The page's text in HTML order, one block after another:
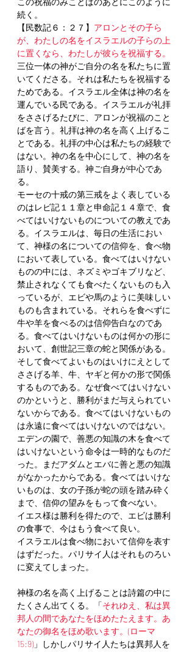
続く。
【民数記６：２７】 アロンとその子ら
が、わたしの名をイスラエルの子らの上
に置くなら、わたしが彼らを祝福する。
三位一体の神がご自分の名を私たちに置
いてくださる。それは私たちを祝福する
ためである。イスラエル全体は神の名を
運んでいる民である。イスラエルが礼拝
をささげるたびに、アロンが祝福のこと
ばを言う。礼拝は神の名を高く上げるこ
とである。礼拝の中心は私たちの経験で
はない。神の名を中心にして、神の名を
語り、賛美する。神ご自身が中心であ
る。
モーセの十戒の第三戒をよく表している
のはレビ記１１章と申命記１４章で、食
べてはいけないものについての教えであ
る。イスラエルは、毎日の生活におい
て、神様の名についての信仰を、食べ物
において表している。食べてはいけない
ものの中には、ネズミやゴキブリなど、
禁止されなくても食べたくないものも入
っているが、エビや馬のように美味しい
ものも含まれている。それらを食べずに
牛や羊を食べるのは信仰告白なのであ
る。食べてはいけないものは何かの形に
おいて、創世記三章の蛇と関係がある。
そして食べてよいものはいけにえとして
ささげる羊、牛、ヤギと何かの形で関係
するものである。なぜ食べてはいけない
のかというと、勝利がまだ与えられてい
ないからである。食べてはいけないもの
は永遠に食べてはいけないのではない。
エデンの園で、善悪の知識の木を食べて
はいけないという命令は一時的なものだ
った。まだアダムとエバに善と悪の知識
がなかったからである。食べてはいけな
いものは、女の子孫が蛇の頭を踏み砕く
まで、信仰の望みをもって食べない。
イエス様は勝利を得たので、エビは勝利
の食事で、今はもう食べて良い。
イスラエルは食べ物において信仰を表す
はずだった。パリサイ人はそれものろい
に変えてしまった。
神様の名を高く上げることは詩篇の中に
たくさん出てくる。「それゆえ、私は異
邦人の間であなたをほめたたえます。あ
なたの御名をほめ歌います。(ローマ
15:9)」しかしパリサイ人たちは異邦人を